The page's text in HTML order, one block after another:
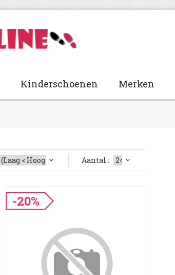
Kinderschoenen Merken
Aantal :
-20%